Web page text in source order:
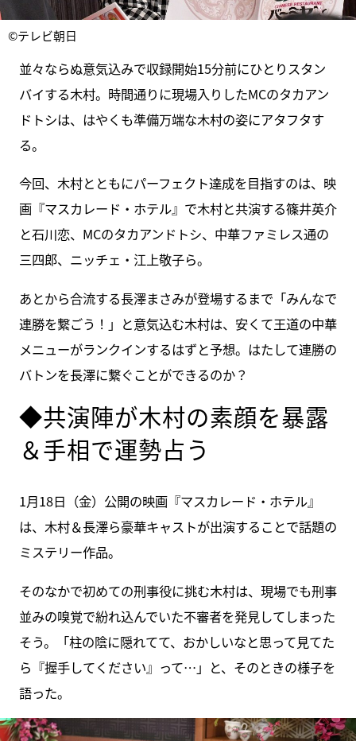
©テレビ朝日
並々ならぬ意気込みで収録開始15分前にひとりスタン
バイする木村。時間通りに現場入りしたMCのタカアン
ドトシは、はやくも準備万端な木村の姿にアタフタす
る。
今回、木村とともにパーフェクト達成を目指すのは、映
画『マスカレード・ホテル』で木村と共演する篠井英介
と石川恋、MCのタカアンドトシ、中華ファミレス通の
三四郎、ニッチェ・江上敬子ら。
あとから合流する長澤まさみが登場するまで「みんなで
連勝を繋ごう！」と意気込む木村は、安くて王道の中華
メニューがランクインするはずと予想。はたして連勝の
バトンを長澤に繋ぐことができるのか？
◆共演陣が木村の素顔を暴露
＆手相で運勢占う
1月18日（金）公開の映画『マスカレード・ホテル』
は、木村＆長澤ら豪華キャストが出演することで話題の
ミステリー作品。
そのなかで初めての刑事役に挑む木村は、現場でも刑事
並みの嗅覚で紛れ込んでいた不審者を発見してしまった
そう。「柱の陰に隠れてて、おかしいなと思って見てた
ら『握手してください』って…」と、そのときの様子を
語った。